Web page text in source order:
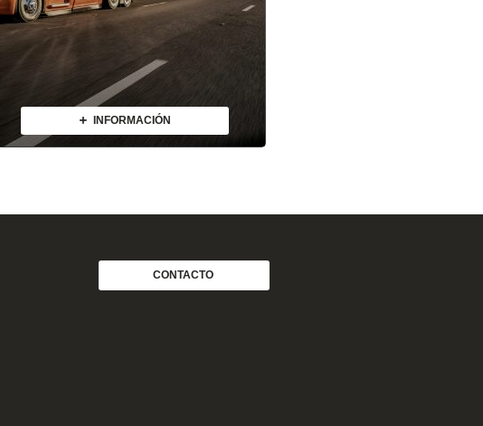
INFORMACIÓN
CONTACTO